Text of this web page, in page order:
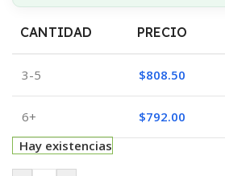
CANTIDAD PRECIO
3-5 $808.50
6+ $792.00
Hay existencias